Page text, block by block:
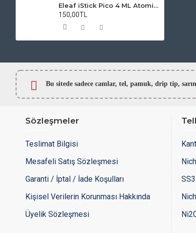
Eleaf iStick Pico 4 ML Atomizer Camı
150,00TL
Bu sitede sadece camlar, tel, pamuk, drip tip,
Sözleşmeler
Teslimat Bilgisi
Mesafeli Satış Sözleşmesi
Garanti / İptal / İade Koşulları
Kişisel Verilerin Korunması Hakkında
Üyelik Sözleşmesi